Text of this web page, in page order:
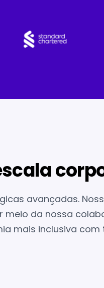
avançadas.
meio da nossa
mais inclusiva